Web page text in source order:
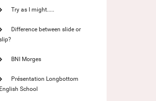
Try as I might.....
Difference between slide or
BNI Morges
Présentation Longbottom
English School